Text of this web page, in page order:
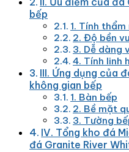
bếp
1. Tính
2. Độ bền
3. Dễ dàng
4. Tính linh
III. Ứng dụng của
không gian bếp
1. Bàn bếp
2. Bề mặt
3. Tường
IV. Tổng kho đá
đá Granite River